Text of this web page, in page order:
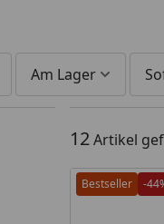
Am Lager
12Artikel
Bestseller -